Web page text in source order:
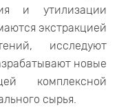
и утилизации
экстракцией
исследуют
новые
комплексной
сырья.